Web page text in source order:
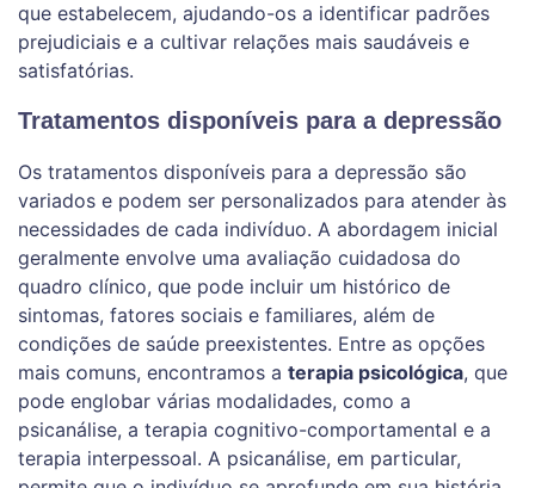
que estabelecem, ajudando-os a identificar padrões
prejudiciais e a cultivar relações mais saudáveis e
satisfatórias.
Tratamentos disponíveis para a depressão
Os tratamentos disponíveis para a depressão são
variados e podem ser personalizados para atender às
necessidades de cada indivíduo. A abordagem inicial
geralmente envolve uma avaliação cuidadosa do
quadro clínico, que pode incluir um histórico de
sintomas, fatores sociais e familiares, além de
condições de saúde preexistentes. Entre as opções
mais comuns, encontramos a terapia psicológica, que
pode englobar várias modalidades, como a
psicanálise, a terapia cognitivo-comportamental e a
terapia interpessoal. A psicanálise, em particular,